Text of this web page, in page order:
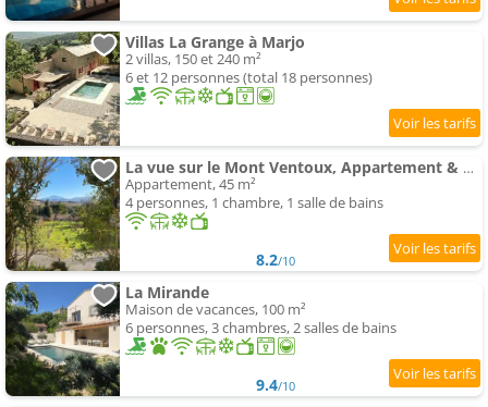
Villas La Grange à Marjo
2 villas, 150 et 240 m²
6 et 12 personnes (total 18 personnes)
La vue sur le Mont Ventoux, Appartement & parking
Appartement, 45 m²
4 personnes, 1 chambre, 1 salle de bains
8.2/10
La Mirande
Maison de vacances, 100 m²
6 personnes, 3 chambres, 2 salles de bains
9.4/10